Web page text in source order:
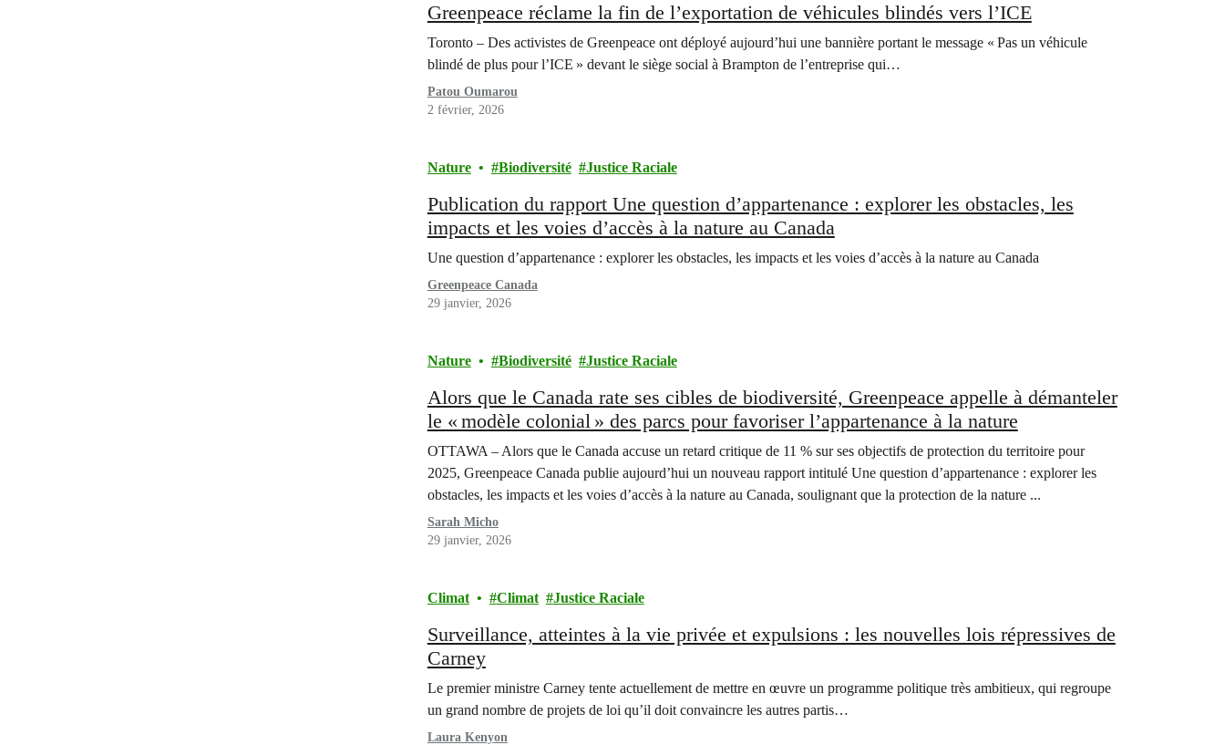
Greenpeace réclame la fin de l’exportation de véhicules blindés vers l’ICE
Toronto – Des activistes de Greenpeace ont déployé aujourd’hui une bannière portant le message « Pas un véhicule
blindé de plus pour l’ICE » devant le siège social à Brampton de l’entreprise qui…
Patou Oumarou
2 février, 2026
Nature Biodiversité Justice Raciale
Publication du rapport Une question d’appartenance : explorer les obstacles, les
impacts et les voies d’accès à la nature au Canada
Une question d’appartenance : explorer les obstacles, les impacts et les voies d’accès à la nature au Canada
Greenpeace Canada
29 janvier, 2026
Nature Biodiversité Justice Raciale
Alors que le Canada rate ses cibles de biodiversité, Greenpeace appelle à démanteler
le « modèle colonial » des parcs pour favoriser l’appartenance à la nature
OTTAWA – Alors que le Canada accuse un retard critique de 11 % sur ses objectifs de protection du territoire pour
2025, Greenpeace Canada publie aujourd’hui un nouveau rapport intitulé Une question d’appartenance : explorer les
obstacles, les impacts et les voies d’accès à la nature au Canada, soulignant que la protection de la nature ...
Sarah Micho
29 janvier, 2026
Climat Climat Justice Raciale
Surveillance, atteintes à la vie privée et expulsions : les nouvelles lois répressives de
Carney
Le premier ministre Carney tente actuellement de mettre en œuvre un programme politique très ambitieux, qui regroupe
un grand nombre de projets de loi qu’il doit convaincre les autres partis…
Laura Kenyon